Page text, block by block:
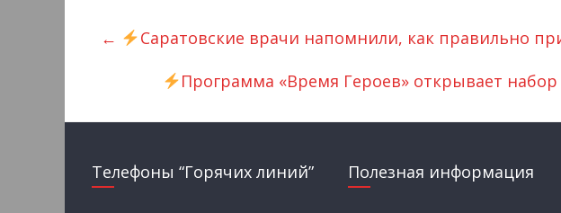
←
Саратовские врачи напомнили, как правильно
Программа «Время Героев» открывает
Телефоны “Горячих линий” Полезная информация